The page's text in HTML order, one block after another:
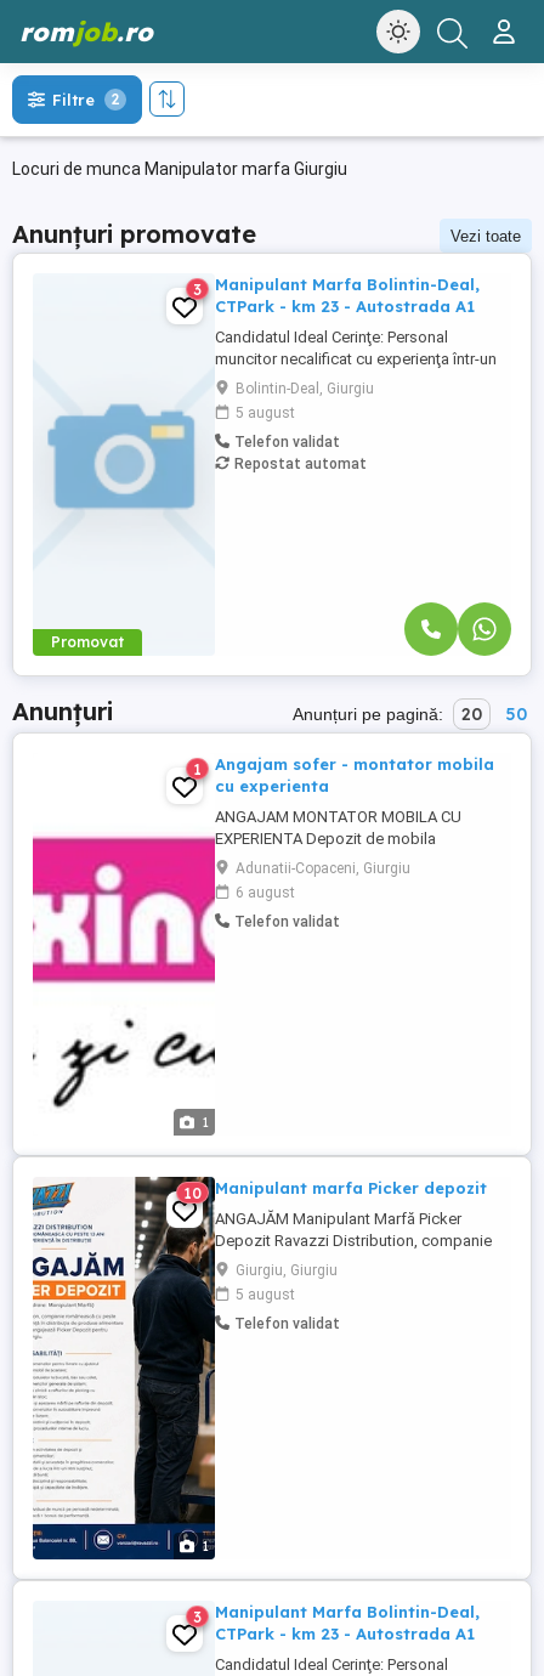
romjob.ro
Locuri de munca Manipulator marfa Giurgiu
Filtre 2
Anunțuri promovate Vezi toate
Promovat
3
Manipulant Marfa Bolintin-Deal,
CTPark - km 23 - Autostrada A1
Candidatul Ideal Cerinţe: Personal
muncitor necalificat cu experienţa într-un
depozit logistic; Cunostinţe în domeniul
logisticii; Persoană dinamică și
responsabilă; Program de lucru in ture
(6:00 - 14:30 și 13:30 22:00) intermediar
(8:30 - 17:00), L-V. Descrierea jobului
Bolintin-Deal, Giurgiu
5 august
Telefon validat
Repostat automat
Anunțuri Anunțuri pe pagină: 20 50
1
1
Angajam sofer - montator mobila
cu experienta
ANGAJAM MONTATOR MOBILA CU
EXPERIENTA Depozit de mobila
MAXINOVA, situat in localitatea ADUNATII
COPACENI. Compania noastră își mărește
echipa și este în căutarea unei persoane
dedicate pentru rolul de Montator
Adunatii-Copaceni, Giurgiu
6 august
Telefon validat
1
10 Manipulant marfa Picker depozit
ANGAJĂM Manipulant Marfă Picker
Depozit Ravazzi Distribution, companie
românească cu peste 13 ani de experiență
în distribuția de produse alimentare și
nealimentare, angajează pregătitor
comenzi Picker pentru depozitul din
Giurgiu, Giurgiu
5 august
Telefon validat
3
Manipulant Marfa Bolintin-Deal,
CTPark - km 23 - Autostrada A1
Candidatul Ideal Cerinţe: Personal